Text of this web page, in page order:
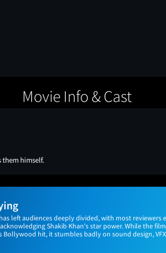
Movie Info & Cast
them himself.
left audiences deeply divided, with most reviewers
Shakib Khan's star power. While the
hit, it stumbles badly on sound design,